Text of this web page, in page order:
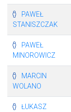
PAWEŁ
STANISZCZAK
PAWEŁ
MINOROWICZ
MARCIN
WOLANO
ŁUKASZ